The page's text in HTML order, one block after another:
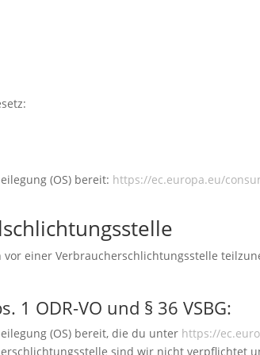
(OS) bereit: https://ec.europa.eu/
einer Verbraucherschlichtungsstelle
1 ODR-VO und § 36 VSBG:
(OS) bereit, die du unter https://
sind wir nicht verpflichtet